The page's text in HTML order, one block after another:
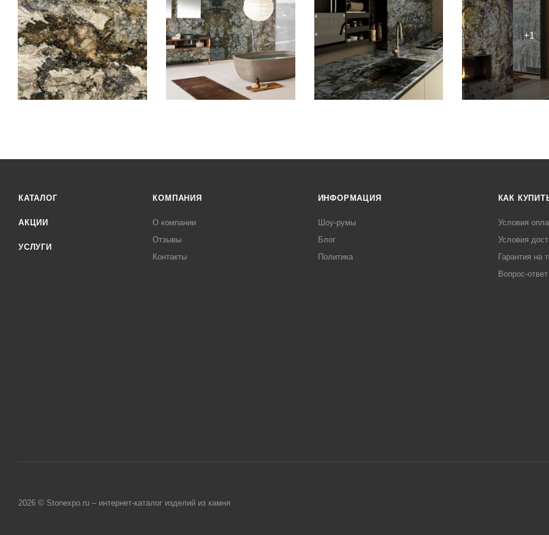
КАТАЛОГ
АКЦИИ
УСЛУГИ
КОМПАНИЯ
О компании
Отзывы
Контакты
ИНФОРМАЦИЯ
Шоу-румы
Блог
Политика
КАК
Условия
Условия
Гарантия на
Вопрос-ответ
2026 © Stonexpo.ru – интернет-каталог изделий из камня